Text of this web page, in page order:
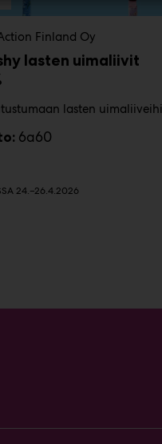
Finland Oy
lasten uimaliivit
lasten
6a60
24.–26.4.2026